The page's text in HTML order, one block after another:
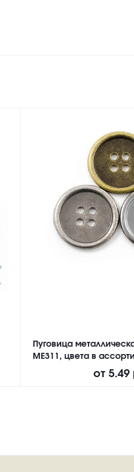
Пуговица
ME311, цвета в
от 5.49